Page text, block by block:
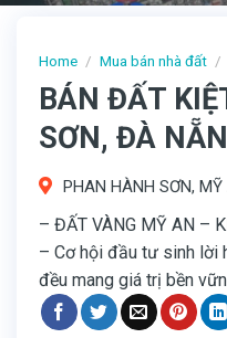
Home / Mua bán nhà đất /
BÁN ĐẤT
SƠN, ĐÀ
PHAN HÀNH SƠN,
– ĐẤT VÀNG MỸ AN –
– Cơ hội đầu tư sinh lời
đều mang giá trị bền